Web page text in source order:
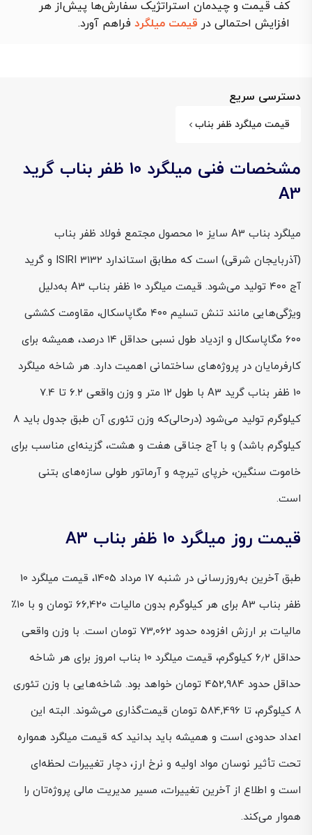
کف قیمت و چیدمان استراتژیک سفارش‌ها پیش‌از هر
افزایش احتمالی در قیمت میلگرد فراهم آورد.
دسترسی سریع
قیمت میلگرد ظفر بناب
مشخصات فنی میلگرد 10 ظفر بناب گرید
A3
میلگرد بناب A3 سایز 10 محصول مجتمع فولاد ظفر بناب
(آذربایجان شرقی) است که مطابق استاندارد ISIRI 3132 و گرید
آج ۴۰۰ تولید می‌شود. قیمت میلگرد 10 ظفر بناب A3 به‌دلیل
ویژگی‌هایی مانند تنش تسلیم ۴۰۰ مگاپاسکال، مقاومت کششی
۶۰۰ مگاپاسکال و ازدیاد طول نسبی حداقل ۱۴ درصد، همیشه برای
کارفرمایان در پروژه‌های ساختمانی اهمیت دارد. هر شاخه میلگرد
10 ظفر بناب گرید A3 با طول ۱۲ متر و وزن واقعی ۶.۲ تا 7.4
کیلوگرم تولید می‌شود (درحالی‌که وزن تئوری آن طبق جدول باید ۸
کیلوگرم باشد) و با آج جناقی هفت و هشت، گزینه‌ای مناسب برای
خاموت سنگین، خرپای تیرچه و آرماتور طولی سازه‌های بتنی
است.
قیمت روز میلگرد 10 ظفر بناب A3
طبق آخرین به‌روزرسانی در شنبه 17 مرداد 1405، قیمت میلگرد 10
ظفر بناب A3 برای هر کیلوگرم بدون مالیات 66,420 تومان و با ۱۰٪
مالیات بر ارزش افزوده حدود 73,062 تومان است. با وزن واقعی
حداقل ۶٫۲ کیلوگرم، قیمت میلگرد 10 بناب امروز برای هر شاخه
حداقل حدود 452,984 تومان خواهد بود. شاخه‌هایی با وزن تئوری
۸ کیلوگرم، تا 584,496 تومان قیمت‌گذاری می‌شوند. البته این
اعداد حدودی است و همیشه باید بدانید که قیمت میلگرد همواره
تحت تأثیر نوسان مواد اولیه و نرخ ارز، دچار تغییرات لحظه‌ای
است و اطلاع از آخرین تغییرات، مسیر مدیریت مالی پروژه‌تان را
هموار می‌کند.